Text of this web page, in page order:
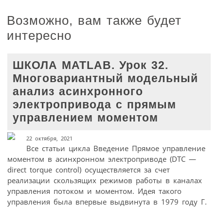
Возможно, вам также будет
интересно
ШКОЛА MATLAB. Урок 32.
Многовариантный модельный
анализ асинхронного
электропривода с прямым
управлением моментом
22 октября, 2021
Все статьи цикла Введение Прямое управление
моментом в асинхронном электроприводе (DTC —
direct torque control) осуществляется за счет
реализации скользящих режимов работы в каналах
управления потоком и моментом. Идея такого
управления была впервые выдвинута в 1979 году Г.